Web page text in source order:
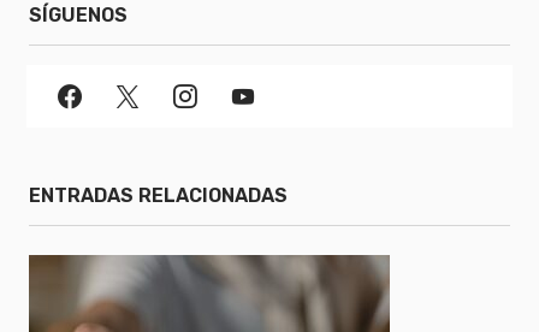
SÍGUENOS
ENTRADAS RELACIONADAS